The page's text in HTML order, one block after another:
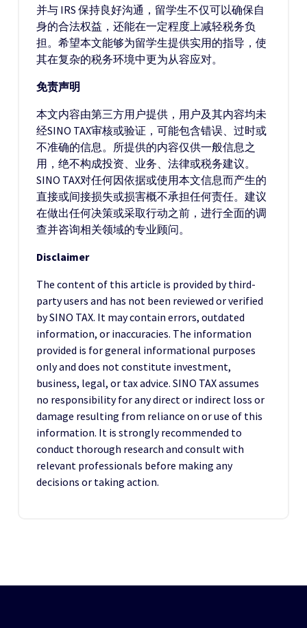
并与 IRS 保持良好沟通，留学生不仅可以确保自
身的合法权益，还能在一定程度上减轻税务负
担。希望本文能够为留学生提供实用的指导，使
其在复杂的税务环境中更为从容应对。
免责声明
本文内容由第三方用户提供，用户及其内容均未
经SINO TAX审核或验证，可能包含错误、过时或
不准确的信息。所提供的内容仅供一般信息之
用，绝不构成投资、业务、法律或税务建议。
SINO TAX对任何因依据或使用本文信息而产生的
直接或间接损失或损害概不承担任何责任。建议
在做出任何决策或采取行动之前，进行全面的调
查并咨询相关领域的专业顾问。
Disclaimer
The content of this article is provided by third-
party users and has not been reviewed or verified
by SINO TAX. It may contain errors, outdated
information, or inaccuracies. The information
provided is for general informational purposes
only and does not constitute investment,
business, legal, or tax advice. SINO TAX assumes
no responsibility for any direct or indirect loss or
damage resulting from reliance on or use of this
information. It is strongly recommended to
conduct thorough research and consult with
relevant professionals before making any
decisions or taking action.